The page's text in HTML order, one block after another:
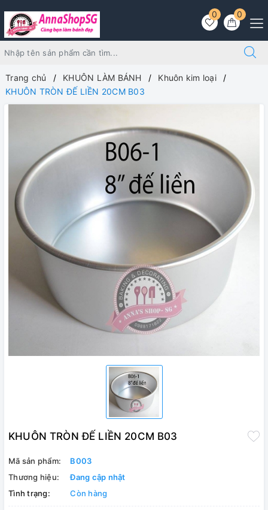
0
0
Trang chủ KHUÔN LÀM BÁNH
Khuôn kim loại
KHUÔN TRÒN ĐẾ LIỀN 20CM B03
KHUÔN TRÒN ĐẾ LIỀN 20CM B03
Mã sản phẩm:
B003
Thương hiệu:
Đang cập nhật
Tình trạng:
Còn hàng